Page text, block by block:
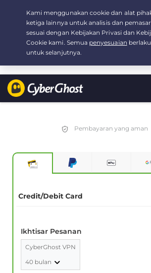
Your choice:The Best Dealfor
/month
Pembayaran yang aman
Credit/Debit Card
Ikhtisar Pesanan
CyberGhost VPN
40 bulan